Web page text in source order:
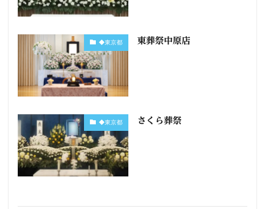
◆東京都 東葬祭中原店
◆東京都 さくら葬祭